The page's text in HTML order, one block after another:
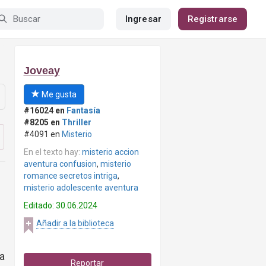
Ingresar Registrarse
Joveay
Me gusta
#16024 en Fantasía
#8205 en Thriller
#4091 en Misterio
En el texto hay: misterio accion
aventura confusion, misterio
romance secretos intriga,
misterio adolescente aventura
Editado: 30.06.2024
Añadir a la biblioteca
Reportar